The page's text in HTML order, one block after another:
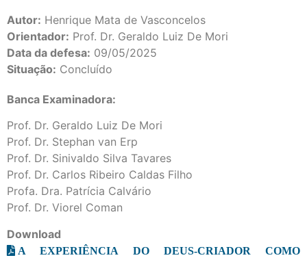
Autor: Henrique Mata de Vasconcelos
Orientador: Prof. Dr. Geraldo Luiz De Mori
Data da defesa: 09/05/2025
Situação: Concluído
Banca Examinadora:
Prof. Dr. Geraldo Luiz De Mori
Prof. Dr. Stephan van Erp
Prof. Dr. Sinivaldo Silva Tavares
Prof. Dr. Carlos Ribeiro Caldas Filho
Profa. Dra. Patrícia Calvário
Prof. Dr. Viorel Coman
Download
A EXPERIÊNCIA DO DEUS-CRIADOR COMO